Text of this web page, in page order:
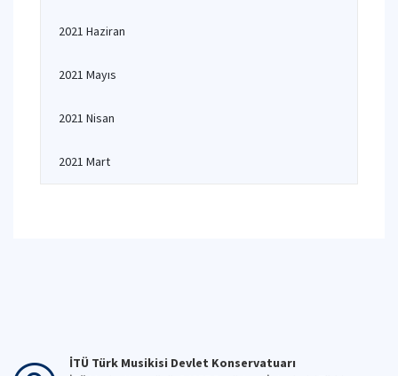
2021 Haziran
2021 Mayıs
2021 Nisan
2021 Mart
İTÜ Türk Musikisi Devlet Konservatuarı